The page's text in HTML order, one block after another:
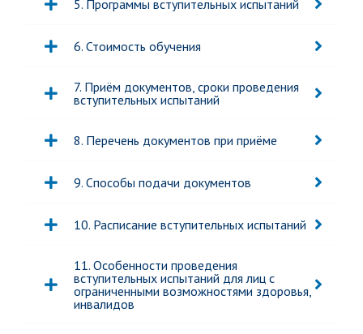
5. Программы вступительных испытаний
6. Стоимость обучения
7. Приём документов, сроки проведения
вступительных испытаний
8. Перечень документов при приёме
9. Способы подачи документов
10. Расписание вступительных испытаний
11. Особенности проведения
вступительных испытаний для лиц с
ограниченными возможностями здоровья,
инвалидов